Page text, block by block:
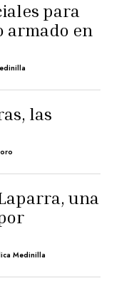
para
en
las
una
Medinilla